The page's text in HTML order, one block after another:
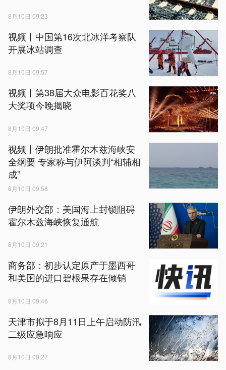
8月10日 09:23
视频丨中国第16次北冰洋考察队
开展冰站调查
8月10日 09:57
视频丨第38届大众电影百花奖八
大奖项今晚揭晓
8月10日 09:47
视频丨伊朗批准霍尔木兹海峡安
全纲要 专家称与伊阿谈判“相辅相
成”
8月10日 09:58
伊朗外交部：美国海上封锁阻碍
霍尔木兹海峡恢复通航
8月10日 09:21
商务部：初步认定原产于墨西哥
和美国的进口碧根果存在倾销
8月10日 09:46
天津市拟于8月11日上午启动防汛
二级应急响应
8月10日 09:27